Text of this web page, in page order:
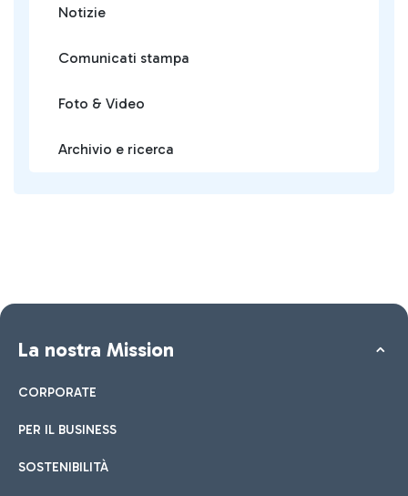
Notizie
Comunicati stampa
Foto & Video
Archivio e ricerca
La nostra Mission
CORPORATE
PER IL BUSINESS
SOSTENIBILITÀ